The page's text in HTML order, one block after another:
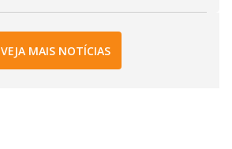
VEJA MAIS NOTÍCIAS